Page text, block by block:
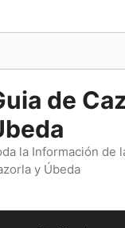
de
la Información de
y Úbeda